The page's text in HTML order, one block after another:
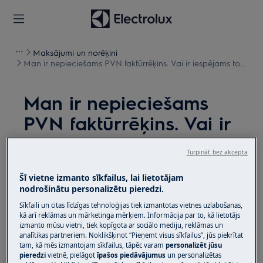
Maksājumi un norēķini
Man ir nepieciešams PVN faktūrrēķins. Vai ir iespējams to
Man ir nepieciešams
PVN faktūrrēķins. Vai ir
iespējams to saņemt?
Man ir nepieciešams PVN faktūrrēķins. Vai ir
iespējams to saņemt?
Kad es saņemšu rēķinu?
Risinājums
Šī vietne izmanto sīkfailus, lai lietotājam
nodrošinātu personalizētu pieredzi.
Sīkfaili un citas līdzīgas tehnoloģijas tiek izmantotas vietnes uzlabošanas,
kā arī reklāmas un mārketinga mērķiem. Informācija par to, kā lietotājs
izmanto mūsu vietni, tiek kopīgota ar sociālo mediju, reklāmas un
analītikas partneriem. Noklikšķinot “Pieņemt visus sīkfailus”, jūs piekrītat
tam, kā mēs izmantojam sīkfailus, tāpēc varampersonalizēt jūsu
pieredzivietnē, pielāgotīpašos piedāvājumus un personalizētas
Turpināt bez akcepta